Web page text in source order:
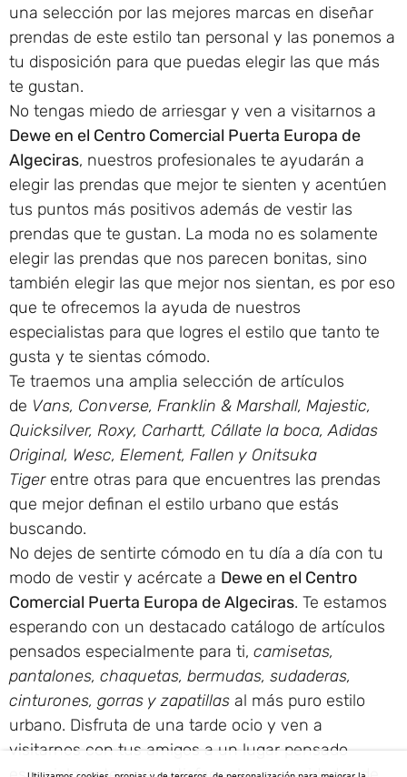
una selección por las mejores marcas en diseñar
prendas de este estilo tan personal y las ponemos a
tu disposición para que puedas elegir las que más
te gustan.
No tengas miedo de arriesgar y ven a visitarnos a
Dewe en el Centro Comercial Puerta Europa de
Algeciras, nuestros profesionales te ayudarán a
elegir las prendas que mejor te sienten y acentúen
tus puntos más positivos además de vestir las
prendas que te gustan. La moda no es solamente
elegir las prendas que nos parecen bonitas, sino
también elegir las que mejor nos sientan, es por eso
que te ofrecemos la ayuda de nuestros
especialistas para que logres el estilo que tanto te
gusta y te sientas cómodo.
Te traemos una amplia selección de artículos
de Vans, Converse, Franklin & Marshall, Majestic,
Quicksilver, Roxy, Carhartt, Cállate la boca, Adidas
Original, Wesc, Element, Fallen y Onitsuka
Tigerentre otras para que encuentres las prendas
que mejor definan el estilo urbano que estás
buscando.
No dejes de sentirte cómodo en tu día a día con tu
modo de vestir y acércate a Dewe en el Centro
Comercial Puerta Europa de Algeciras. Te estamos
esperando con un destacado catálogo de artículos
pensados especialmente para ti, camisetas,
pantalones, chaquetas, bermudas, sudaderas,
cinturones, gorras y zapatillas al más puro estilo
urbano. Disfruta de una tarde ocio y ven a
visitarnos con tus amigos a un lugar pensado